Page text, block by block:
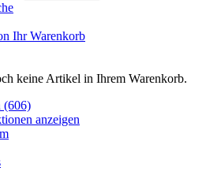
Ihr Warenkorb
keine Artikel in Ihrem Warenkorb.
(606)
anzeigen